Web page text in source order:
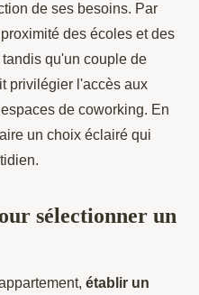
de ses besoins. Par
des écoles et des
qu'un couple de
privilégier l'accès aux
de coworking. En
un choix éclairé qui
sélectionner un
établir un